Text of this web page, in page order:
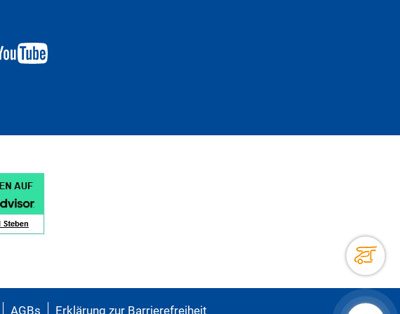
AGBs Erklärung zur Barrierefreiheit